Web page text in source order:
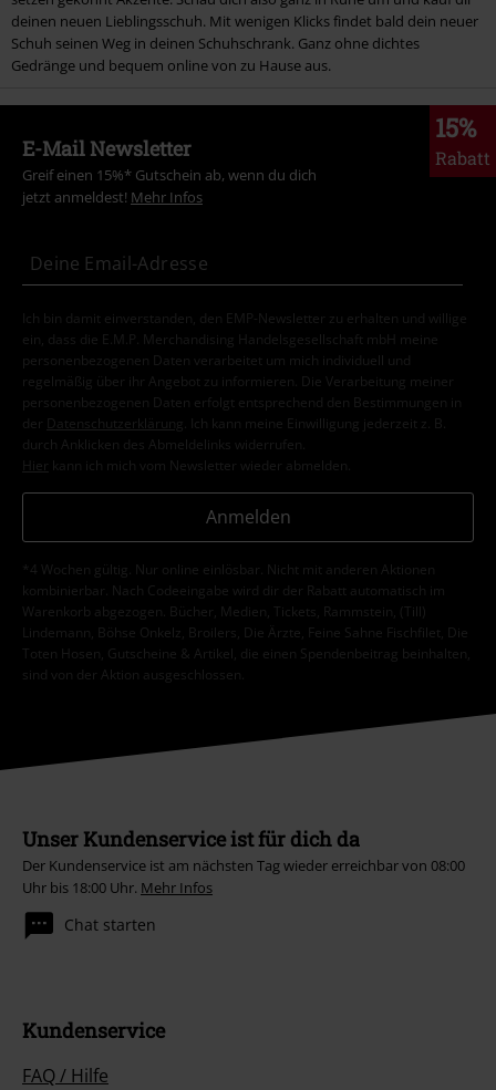
deinen neuen Lieblingsschuh. Mit wenigen Klicks findet bald dein neuer
Schuh seinen Weg in deinen Schuhschrank. Ganz ohne dichtes
Gedränge und bequem online von zu Hause aus.
15%
Rabatt
E-Mail Newsletter
Greif einen 15%* Gutschein ab, wenn du dich
jetzt anmeldest! Mehr Infos
Ich bin damit einverstanden, den EMP-Newsletter zu erhalten und willige
ein, dass die E.M.P. Merchandising Handelsgesellschaft mbH meine
personenbezogenen Daten verarbeitet um mich individuell und
regelmäßig über ihr Angebot zu informieren. Die Verarbeitung meiner
personenbezogenen Daten erfolgt entsprechend den Bestimmungen in
der
Datenschutzerklärung
. Ich kann meine Einwilligung jederzeit z. B.
durch Anklicken des Abmeldelinks widerrufen.
Hier kann ich mich vom Newsletter wieder abmelden.
Anmelden
*4 Wochen gültig. Nur online einlösbar. Nicht mit anderen Aktionen
kombinierbar. Nach Codeeingabe wird dir der Rabatt automatisch im
Warenkorb abgezogen. Bücher, Medien, Tickets, Rammstein, (Till)
Lindemann, Böhse Onkelz, Broilers, Die Ärzte, Feine Sahne Fischfilet, Die
Toten Hosen, Gutscheine & Artikel, die einen Spendenbeitrag beinhalten,
sind von der Aktion ausgeschlossen.
Unser Kundenservice ist für dich da
Der Kundenservice ist am nächsten Tag wieder erreichbar von 08:00
Uhr bis 18:00 Uhr. Mehr Infos
Chat starten
Kundenservice
FAQ / Hilfe